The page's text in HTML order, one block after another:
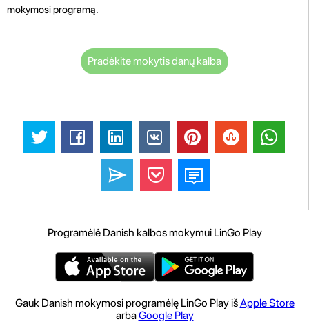
mokymosi programą.
Pradėkite mokytis danų kalba
Programėlė Danish kalbos mokymui LinGo Play
Gauk Danish mokymosi programėlę LinGo Play išApple Store
arbaGoogle Play